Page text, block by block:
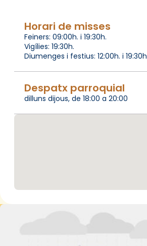
Horari de misses
Feiners: 09:00h. i 19:30h.
Vigílies: 19:30h.
Diumenges i festius: 12:00h. i 19:30h
Despatx parroquial
dilluns dijous, de 18:00 a 20:00